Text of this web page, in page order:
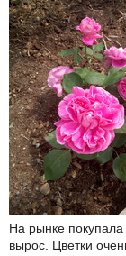
На рынке покупала
вырос. Цветки